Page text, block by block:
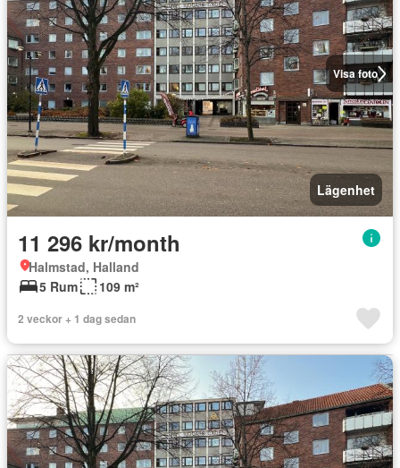
Visa foto
Lägenhet
11 296 kr/month
Halmstad, Halland
5 Rum
109 m²
2 veckor + 1 dag sedan